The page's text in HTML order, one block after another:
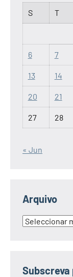
S
T
6 7
13 14
20 21
27 28
« Jun
Arquivo
Arquivo
Subscreva